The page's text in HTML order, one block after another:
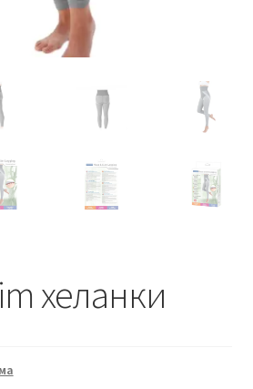
хеланки